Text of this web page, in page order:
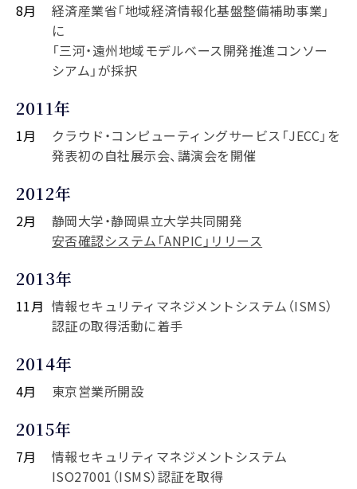
8月
経済産業省「地域経済情報化基盤整備補助事業」
に
「三河・遠州地域モデルベース開発推進コンソー
シアム」が採択
2011年
1月
クラウド・コンピューティングサービス「JECC」を
発表初の自社展示会、講演会を開催
2012年
2月
静岡大学・静岡県立大学共同開発
安否確認システム「ANPIC」リリース
2013年
11月 情報セキュリティマネジメントシステム（ISMS）
認証の取得活動に着手
2014年
4月 東京営業所開設
2015年
7月
情報セキュリティマネジメントシステム
ISO27001（ISMS）認証を取得